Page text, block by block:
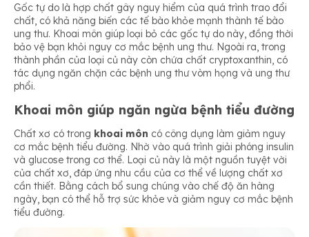
Gốc tự do là hợp chất gây nguy hiểm của quá trình trao đổi
chất, có khả năng biến các tế bào khỏe mạnh thành tế bào
ung thư. Khoai môn giúp loại bỏ các gốc tự do này, đồng thời
bảo vệ bạn khỏi nguy cơ mắc bệnh ung thư. Ngoài ra, trong
thành phần của loại củ này còn chứa chất cryptoxanthin, có
tác dụng ngăn chặn các bệnh ung thư vòm họng và ung thư
phổi.
Khoai môn giúp ngăn ngừa bệnh tiểu đường
Chất xơ có trong khoai môn có công dụng làm giảm nguy
cơ mắc bệnh tiểu đường. Nhờ vào quá trình giải phóng insulin
và glucose trong cơ thể. Loại củ này là một nguồn tuyệt vời
của chất xơ, đáp ứng nhu cầu của cơ thể về lượng chất xơ
cần thiết. Bằng cách bổ sung chúng vào chế độ ăn hàng
ngày, bạn có thể hỗ trợ sức khỏe và giảm nguy cơ mắc bệnh
tiểu đường.